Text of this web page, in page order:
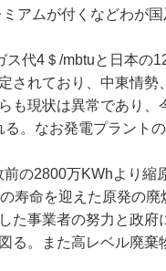
アムが付くなどわが
代4＄/mbtuと日本の
されており、中東情
現状は異常であり、
。なお発電プラント
の2800万KWhより
寿命を迎えた原発の
た事業者の努力と政
る。また高レベル廃